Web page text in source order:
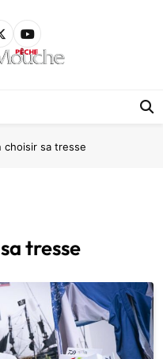
choisir sa tresse
tresse